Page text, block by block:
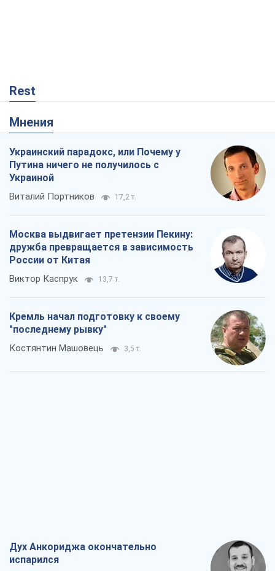
Rest
Мнения
Украинский парадокс, или Почему у
Путина ничего не получилось с
Украиной
Виталий Портников 17,2 т.
Москва выдвигает претензии Пекину:
дружба превращается в зависимость
России от Китая
Виктор Каспрук 13,7 т.
Кремль начал подготовку к своему
"последнему рывку"
Костянтин Машовець 3,5 т.
Дух Анкориджа окончательно
испарился